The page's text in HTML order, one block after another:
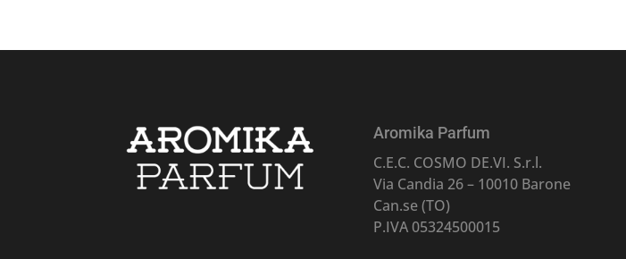
Aromika Parfum
C.E.C. COSMO DE.VI. S.r.l.
Via Candia 26 – 10010 Barone
Can.se (TO)
P.IVA 05324500015